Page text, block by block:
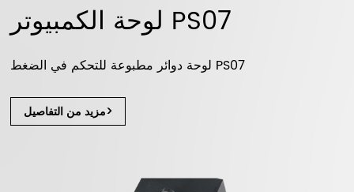
لوحة الكمبيوتر PS07
لوحة دوائر مطبوعة للتحكم في الضغط PS07
مزيد من التفاصيل>